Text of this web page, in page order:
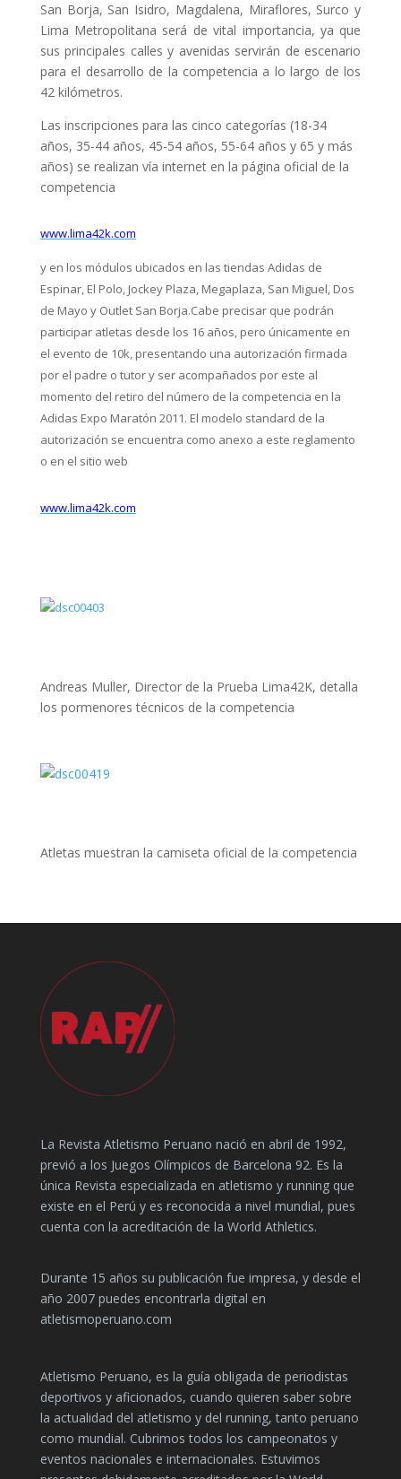
San Borja, San Isidro, Magdalena, Miraflores, Surco y
Lima Metropolitana será de vital importancia, ya que
sus principales calles y avenidas servirán de escenario
para el desarrollo de la competencia a lo largo de los
42 kilómetros.
Las inscripciones para las cinco categorías (18-34
años, 35-44 años, 45-54 años, 55-64 años y 65 y más
años) se realizan vía internet en la página oficial de la
competencia
www.lima42k.com
y en los módulos ubicados en las tiendas Adidas de
Espinar, El Polo, Jockey Plaza, Megaplaza, San Miguel, Dos
de Mayo y Outlet San Borja.Cabe precisar que podrán
participar atletas desde los 16 años, pero únicamente en
el evento de 10k, presentando una autorización firmada
por el padre o tutor y ser acompañados por este al
momento del retiro del número de la competencia en la
Adidas Expo Maratón 2011. El modelo standard de la
autorización se encuentra como anexo a este reglamento
o en el sitio web
www.lima42k.com
Andreas Muller, Director de la Prueba Lima42K, detalla
los pormenores técnicos de la competencia
Atletas muestran la camiseta oficial de la competencia
La Revista Atletismo Peruano nació en abril de 1992,
previó a los Juegos Olímpicos de Barcelona 92. Es la
única Revista especializada en atletismo y running que
existe en el Perú y es reconocida a nivel mundial, pues
cuenta con la acreditación de la World Athletics.
Durante 15 años su publicación fue impresa, y desde el
año 2007 puedes encontrarla digital en
atletismoperuano.com
Atletismo Peruano, es la guía obligada de periodistas
deportivos y aficionados, cuando quieren saber sobre
la actualidad del atletismo y del running, tanto peruano
como mundial. Cubrimos todos los campeonatos y
eventos nacionales e internacionales. Estuvimos